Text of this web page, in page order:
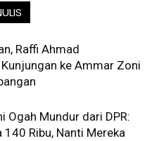
Raffi Ahmad
ke Ammar Zoni
Ogah Mundur dari DPR:
140 Ribu, Nanti Mereka